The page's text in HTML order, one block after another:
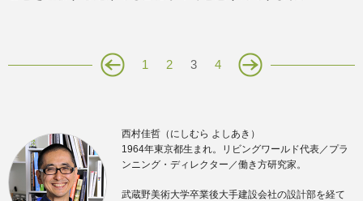
1 2 3 4
西村佳哲（にしむら よしあき）
1964年東京都生まれ。リビングワールド代表／プラ
ンニング・ディレクター／働き方研究家。
武蔵野美術大学卒業後大手建設会社の設計部を経て